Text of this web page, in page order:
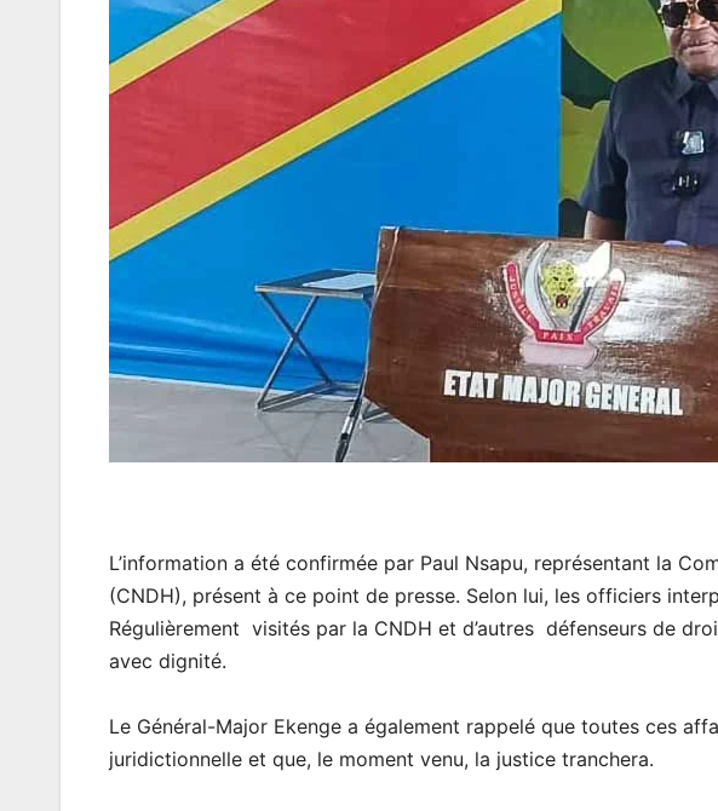
L’information a été confirmée par Paul Nsapu, représentant la
(CNDH), présent à ce point de presse. Selon lui, les officiers
Régulièrement visités par la CNDH et d’autres défenseurs de
avec dignité.
Le Général-Major Ekenge a également rappelé que toutes ces
juridictionnelle et que, le moment venu, la justice tranchera.